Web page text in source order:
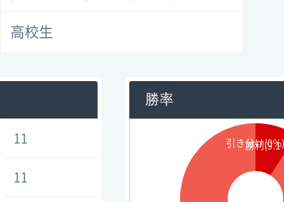
高校生
11
11
勝率
勝利(9.1
引き分け(0%)